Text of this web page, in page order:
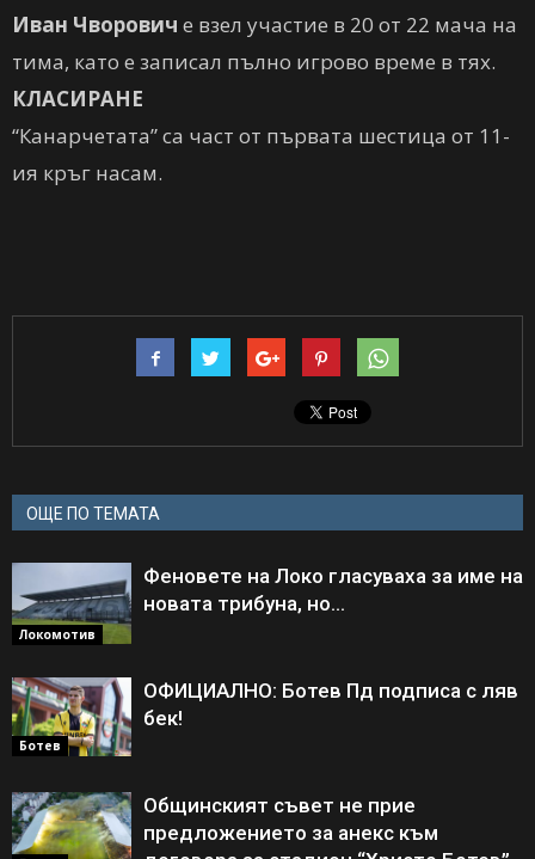
Иван Чворович е взел участие в 20 от 22 мача на
тима, като е записал пълно игрово време в тях.
КЛАСИРАНЕ
“Канарчетата” са част от първата шестица от 11-
ия кръг насам.
ОЩЕ ПО ТЕМАТА
Локомотив
Феновете на Локо гласуваха за име на
новата трибуна, но…
Ботев
ОФИЦИАЛНО: Ботев Пд подписа с ляв
бек!
Общинският съвет не прие
предложението за анекс към